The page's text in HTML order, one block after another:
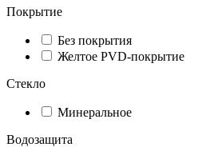
Покрытие
Без покрытия
Желтое PVD-покрытие
Стекло
Минеральное
Водозащита